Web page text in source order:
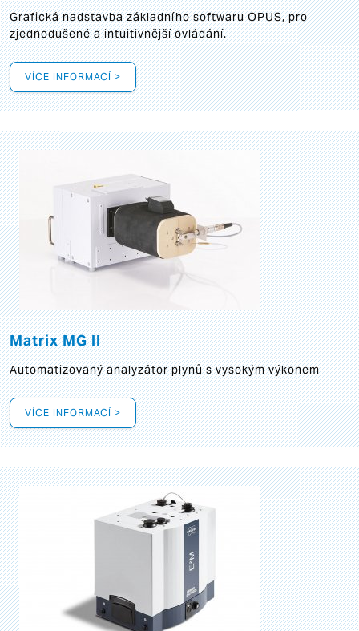
Grafickánadstavba základního softwaru OPUS, pro
zjednodušené a intuitivnější ovládání.
VÍCE INFORMACÍ >
Matrix MG II
Automatizovaný analyzátor plynů s vysokým výkonem
VÍCE INFORMACÍ >